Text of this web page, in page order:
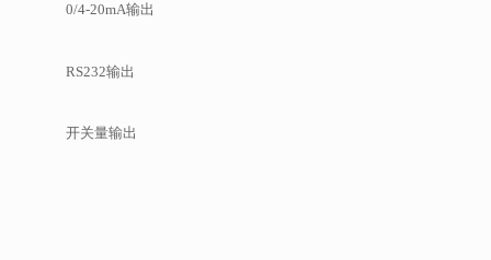
0/4-20mA输出
RS232输出
开关量输出